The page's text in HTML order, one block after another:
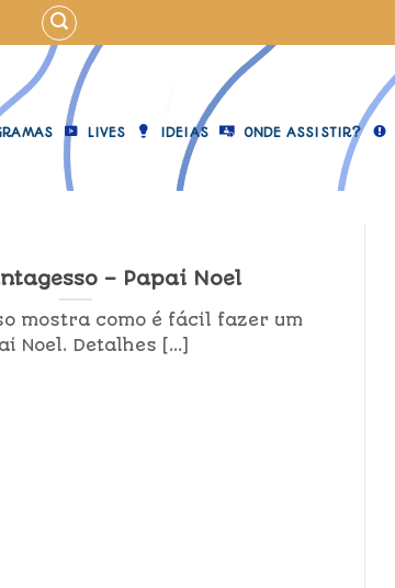
LIVES IDEIAS ONDE ASSISTIR?
– Papai Noel
mostra como é fácil fazer um
Noel. Detalhes [...]